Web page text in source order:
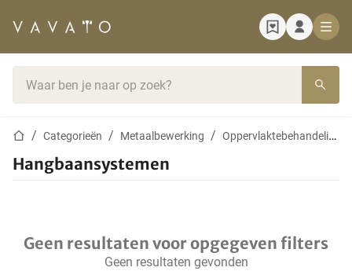
StartpaginaCategorieën Metaalbewerking Oppervlaktebehandeling van metaal
Hangbaansystemen
Geen resultaten voor opgegeven filters
Geen resultaten gevonden